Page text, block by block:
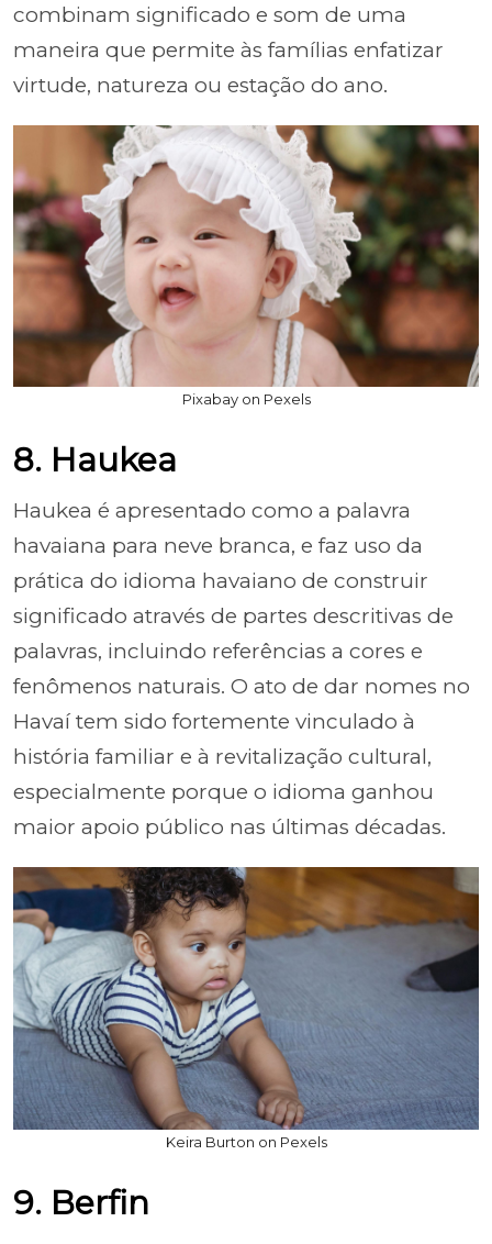
combinam significado e som de uma
maneira que permite às famílias enfatizar
virtude, natureza ou estação do ano.
Pixabay on Pexels
8. Haukea
Haukea é apresentado como a palavra
havaiana para neve branca, e faz uso da
prática do idioma havaiano de construir
significado através de partes descritivas de
palavras, incluindo referências a cores e
fenômenos naturais. O ato de dar nomes no
Havaí tem sido fortemente vinculado à
história familiar e à revitalização cultural,
especialmente porque o idioma ganhou
maior apoio público nas últimas décadas.
Keira Burton on Pexels
9. Berfin